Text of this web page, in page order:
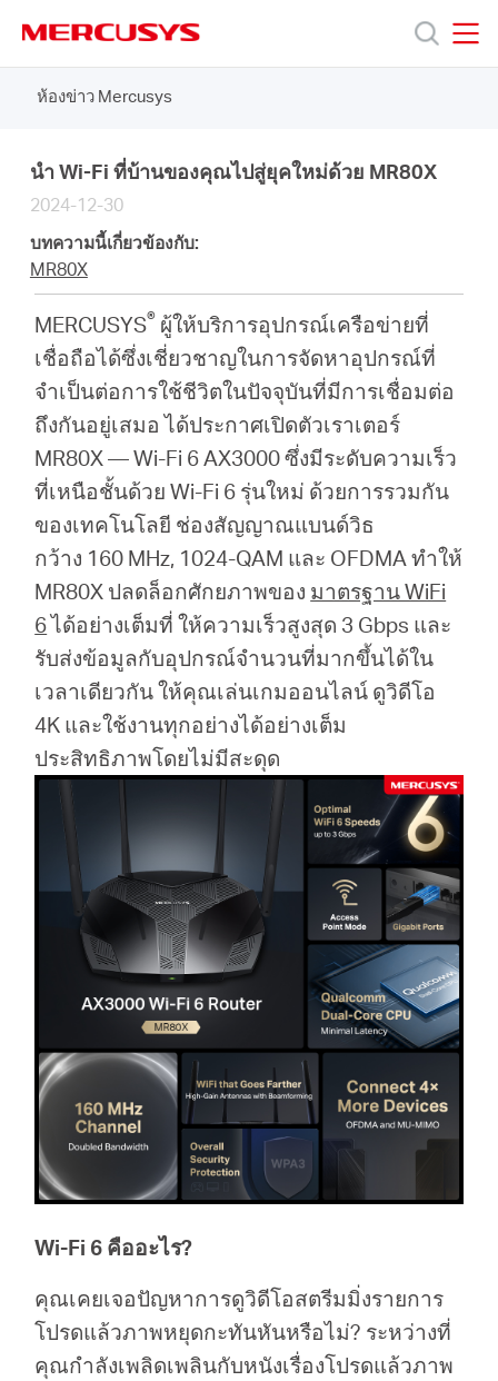
navigation
ผลิตภัณฑ์
สนับสนุน
เกี่ยว
ประเทศไทย
ภาษา
ห้องข่าว Mercusys
นำ Wi-Fi ที่บ้านของคุณไปสู่ยุคใหม่ด้วย MR80X
2024-12-30
บทความนี้เกี่ยวข้องกับ:
MR80X
MERCUSYS® ผู้ให้บริการอุปกรณ์เครือข่ายที่
เชื่อถือได้ซึ่งเชี่ยวชาญในการจัดหาอุปกรณ์ที่
จำเป็นต่อการใช้ชีวิตในปัจจุบันที่มีการเชื่อมต่อ
ถึงกันอยู่เสมอ ได้ประกาศเปิดตัวเราเตอร์
MR80X — Wi-Fi 6 AX3000 ซึ่งมีระดับความเร็ว
ที่เหนือชั้นด้วย Wi-Fi 6 รุ่นใหม่ ด้วยการรวมกัน
ของเทคโนโลยี ช่องสัญญาณแบนด์วิธ
กว้าง 160 MHz, 1024-QAM และ OFDMA ทำให้
MR80X ปลดล็อกศักยภาพของ มาตรฐาน WiFi
6ได้อย่างเต็มที่ ให้ความเร็วสูงสุด 3 Gbps และ
รับส่งข้อมูลกับอุปกรณ์จำนวนที่มากขึ้นได้ใน
เวลาเดียวกัน ให้คุณเล่นเกมออนไลน์ ดูวิดีโอ
4K และใช้งานทุกอย่างได้อย่างเต็ม
ประสิทธิภาพโดยไม่มีสะดุด
Wi-Fi 6 คืออะไร?
คุณเคยเจอปัญหาการดูวิดีโอสตรีมมิ่งรายการ
โปรดแล้วภาพหยุดกะทันหันหรือไม่? ระหว่างที่
คุณกำลังเพลิดเพลินกับหนังเรื่องโปรดแล้วภาพ